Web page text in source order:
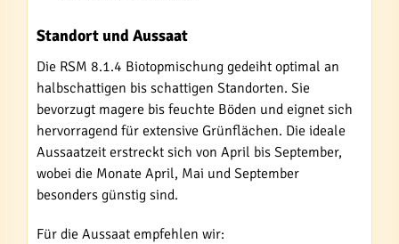
Standort und Aussaat
Die RSM 8.1.4 Biotopmischung gedeiht optimal an
halbschattigen bis schattigen Standorten. Sie
bevorzugt magere bis feuchte Böden und eignet sich
hervorragend für extensive Grünflächen. Die ideale
Aussaatzeit erstreckt sich von April bis September,
wobei die Monate April, Mai und September
besonders günstig sind.
Für die Aussaat empfehlen wir: